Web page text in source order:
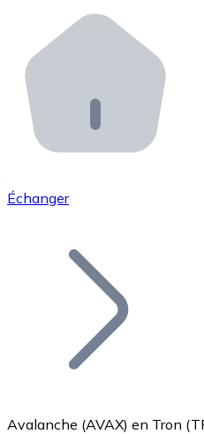
Distributeurs
Intégrez un ATM
API Bitnovo
Intégrez notre API dans
Rejoignez notre réseau
Ajoutez le token de
Échanger
Avalanche (AVAX) en Tron